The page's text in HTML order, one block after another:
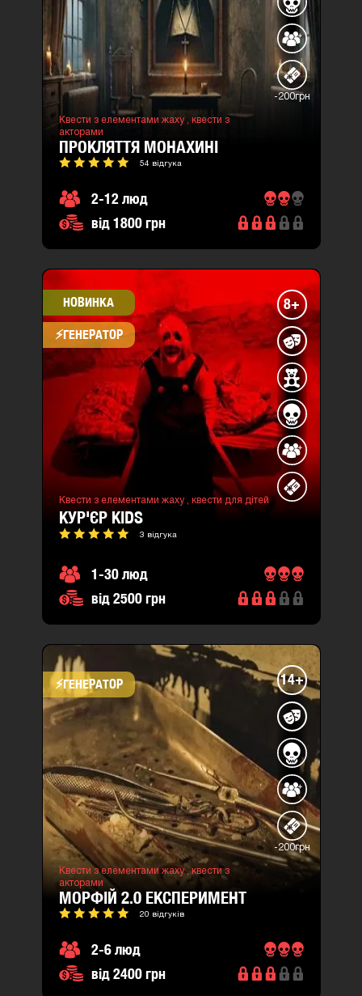
-200грн
Квести з елементами жаху ,
квести з
акторами
ПРОКЛЯТТЯ МОНАХИНІ
54 відгука
2-12 люд
від 1800 грн
НОВИНКА
⚡​ГЕНЕРАТОР
8+
Квести з елементами жаху , квести для дітей
КУР'ЄР KIDS
3 відгука
1-30 люд
від 2500 грн
⚡​ГЕНЕРАТОР 14+
-200грн
Квести з елементами жаху ,квести з
акторами
МОРФІЙ 2.0 ЕКСПЕРИМЕНТ
20 відгуків
2-6 люд
від 2400 грн